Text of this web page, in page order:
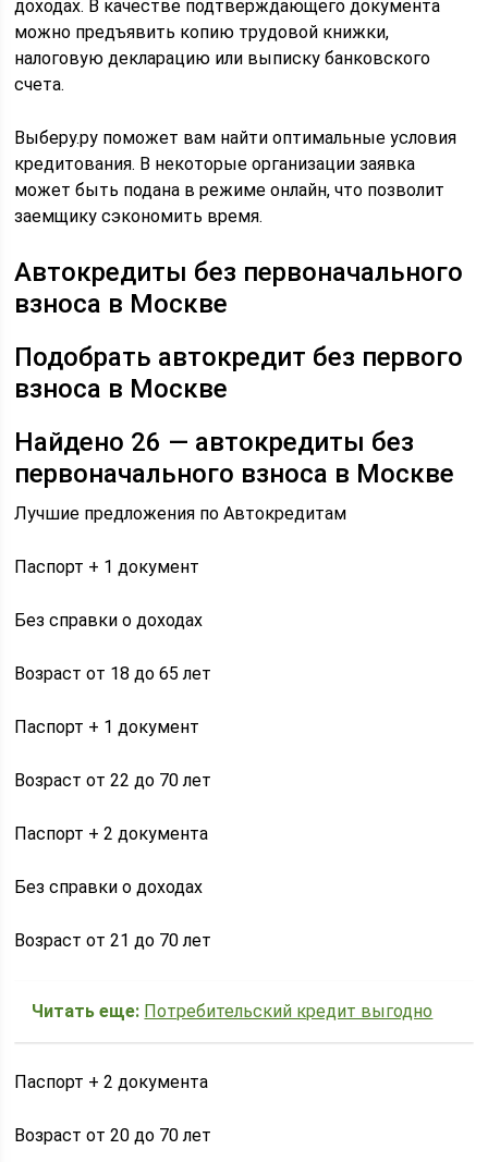
доходах. В качестве подтверждающего документа
можно предъявить копию трудовой книжки,
налоговую декларацию или выписку банковского
счета.
Выберу.ру поможет вам найти оптимальные условия
кредитования. В некоторые организации заявка
может быть подана в режиме онлайн, что позволит
заемщику сэкономить время.
Автокредиты без первоначального
взноса в Москве
Подобрать автокредит без первого
взноса в Москве
Найдено 26 — автокредиты без
первоначального взноса в Москве
Лучшие предложения по Автокредитам
Паспорт + 1 документ
Без справки о доходах
Возраст от 18 до 65 лет
Паспорт + 1 документ
Возраст от 22 до 70 лет
Паспорт + 2 документа
Без справки о доходах
Возраст от 21 до 70 лет
Читать еще: Потребительский кредит выгодно
Паспорт + 2 документа
Возраст от 20 до 70 лет